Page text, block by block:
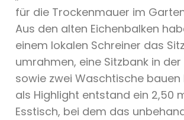
für die Trockenmauer im
Aus den alten Eichenbalken
einem lokalen Schreiner das
umrahmen, eine Sitzbank in
sowie zwei Waschtische bauen
als Highlight entstand ein 2,50
Esstisch, bei dem das